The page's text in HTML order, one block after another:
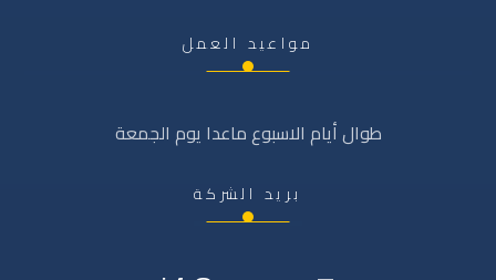
مواعيد العمل
طوال أيام الاسبوع ماعدا يوم الجمعة
بريد الشركة